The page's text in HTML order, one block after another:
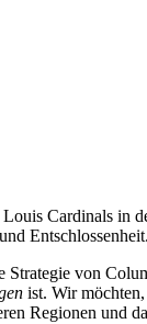
Cardinals in
Entschlossenheit.
von
ist. Wir
Regionen und